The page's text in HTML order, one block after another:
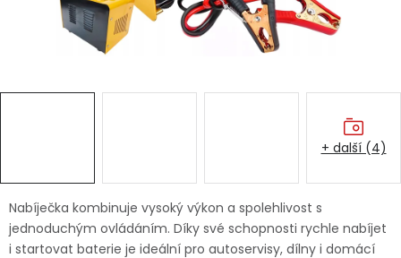
Ochranné pomůcky
Nabíječka kombinuje vysoký výkon a spolehlivost s
jednoduchým ovládáním. Díky své schopnosti rychle nabíjet
i startovat baterie je ideální pro autoservisy, dílny i domácí
+ další (4)